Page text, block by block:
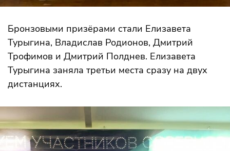
Бронзовыми призёрами стали Елизавета
Турыгина, Владислав Родионов, Дмитрий
Трофимов и Дмитрий Полднев. Елизавета
Турыгина заняла третьи места сразу на двух
дистанциях.